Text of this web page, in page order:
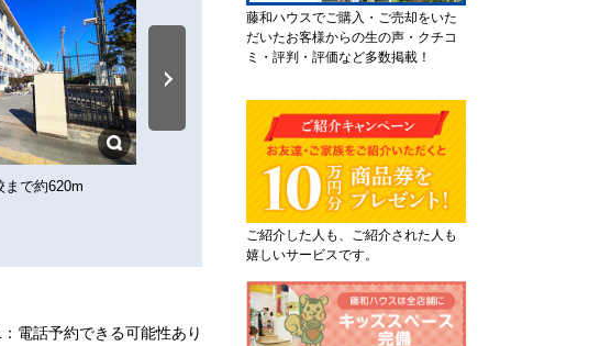
まで約620m 原口病院まで約1,150m 業務スーパー 室見店ま
：電話予約できる可能性あり
藤和ハウスでご購入・ご売却をいた
だいたお客様からの生の声・クチコ
ミ・評判・評価など多数掲載！
ご紹介した人も、ご紹介された人も
嬉しいサービスです。